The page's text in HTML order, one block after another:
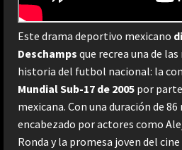
Este drama deportivo mexicano
Deschamps que recrea una de
historia del futbol nacional: la
Mundial Sub-17 de 2005 por
mexicana. Con una duración de
encabezado por actores como
Ronda y la promesa joven del